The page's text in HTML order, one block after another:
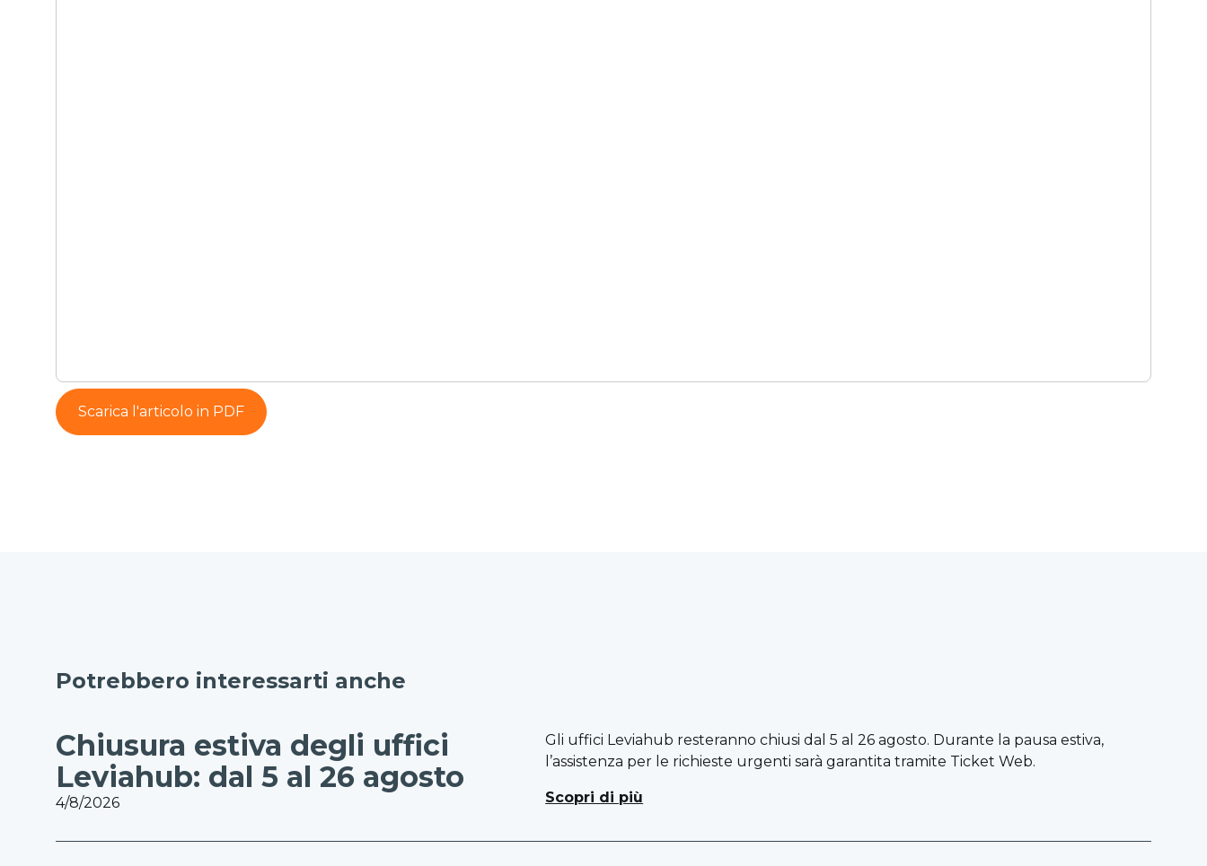
Scarica l'articolo in PDF
Potrebbero interessarti anche
Chiusura estiva degli uffici
Leviahub: dal 5 al 26 agosto
4/8/2026
Gli uffici Leviahub resteranno chiusi dal 5 al 26 agosto. Durante la pausa estiva,
l’assistenza per le richieste urgenti sarà garantita tramite Ticket Web.
Scopri di più